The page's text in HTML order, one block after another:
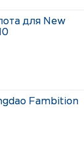
для New
Fambition